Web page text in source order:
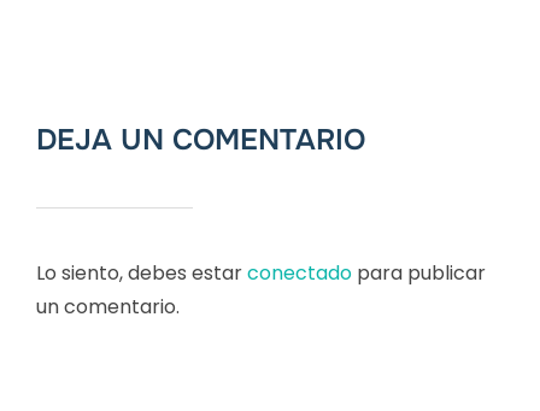
DEJA UN COMENTARIO
Lo siento, debes estarconectado para publicar
un comentario.